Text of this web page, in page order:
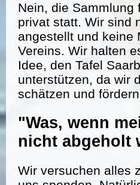
Nein, die Sammlung
privat statt. Wir sind
angestellt und keine
Vereins. Wir halten
Idee, den Tafel
unterstützen, da wir
schätzen und
"Was, wenn
nicht abgeholt
Wir versuchen alles